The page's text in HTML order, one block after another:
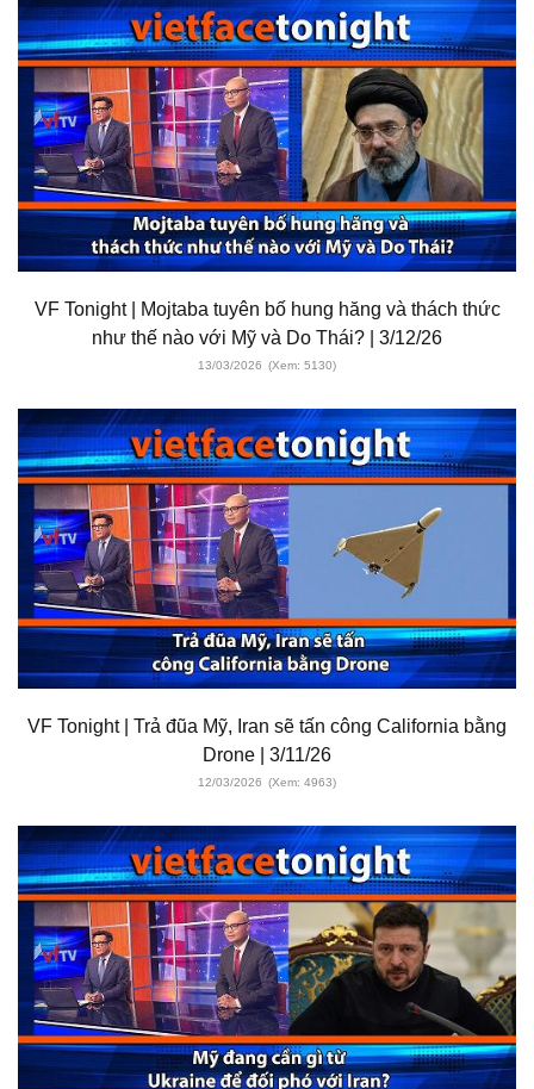
VF Tonight | Mojtaba tuyên bố hung hăng và thách thức
như thế nào với Mỹ và Do Thái? | 3/12/26
13/03/2026 (Xem: 5130)
VF Tonight | Trả đũa Mỹ, Iran sẽ tấn công California bằng
Drone | 3/11/26
12/03/2026 (Xem: 4963)